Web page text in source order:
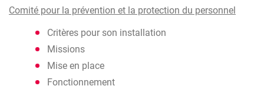
Comité pour la prévention et la protection du personnel
Critères pour son installation
Missions
Mise en place
Fonctionnement